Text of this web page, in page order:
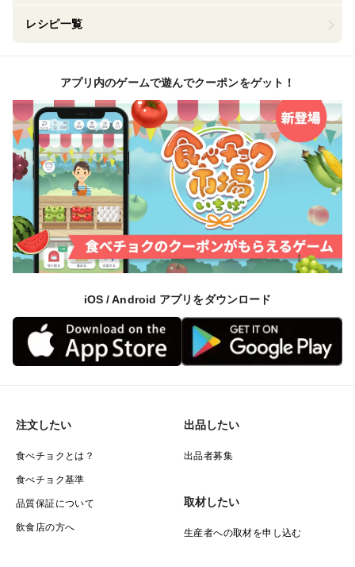
レシピ一覧
アプリ内のゲームで遊んでクーポンをゲット！
iOS / Android アプリをダウンロード
注文したい
食べチョクとは？
食べチョク基準
品質保証について
飲食店の方へ
出品したい
出品者募集
取材したい
生産者への取材を申し込む